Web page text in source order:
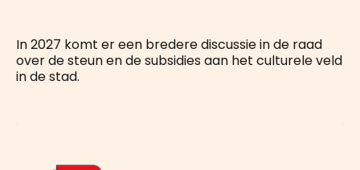
In 2027 komt er een bredere discussie in de raad
over de steun en de subsidies aan het culturele veld
in de stad.